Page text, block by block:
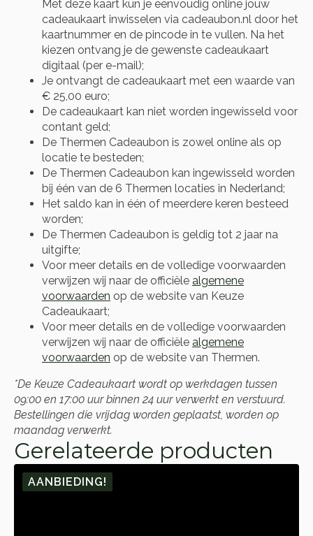
Met deze kaart kun je eenvoudig online jouw
cadeaukaart inwisselen via cadeaubon.nl door het
kaartnummer en de pincode in te vullen. Na het
kiezen ontvang je de gewenste cadeaukaart
digitaal (per e-mail);
Je ontvangt de cadeaukaart met een waarde van
€ 25,00 euro;
De cadeaukaart kan niet worden ingewisseld voor
contant geld;
De Thermen Cadeaubon is zowel online als op
locatie te besteden;
De Thermen Cadeaubon kan ingewisseld worden
bij één van de 6 Thermen locaties in Nederland;
Het saldo kan in één of meerdere keren besteed
worden;
De Thermen Cadeaubon is geldig tot 2 jaar na
uitgifte;
Voor meer details en de volledige voorwaarden
verwijzen wij naar de officiële algemene
voorwaarden op de website van Keuze
Cadeaukaart;
Voor meer details en de volledige voorwaarden
verwijzen wij naar de officiële algemene
voorwaarden op de website van Thermen.
*De Keuze Cadeaukaart wordt op werkdagen tussen
09:00 en 17:00 uur binnen 24 uur verwerkt en verstuurd.
Bestellingen die vrijdag worden geplaatst, worden op
maandag verwerkt.
Gerelateerde producten
AANBIEDING!